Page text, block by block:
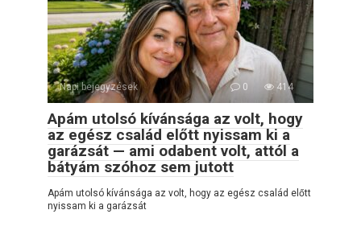
Napi bejegyzések 0 414
Apám utolsó kívánsága az volt, hogy
az egész család előtt nyissam ki a
garázsát — ami odabent volt, attól a
bátyám szóhoz sem jutott
Apám utolsó kívánsága az volt, hogy az egész család előtt
nyissam ki a garázsát